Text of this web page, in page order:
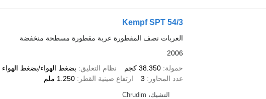
Kempf SPT 54/3
العربات نصف المقطورة عربة مقطورة مسطحة منخفضة
2006
حمولة 38.350 كجم نظام التعليق بضغط الهواء/بضغط الهواء
عدد المحاور
3 ارتفاع صينية القطر 1.250 ملم
التشيك، Chrudim